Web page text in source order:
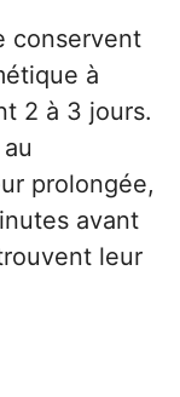
conservent
à
2 à 3 jours.
prolongée,
avant
leur